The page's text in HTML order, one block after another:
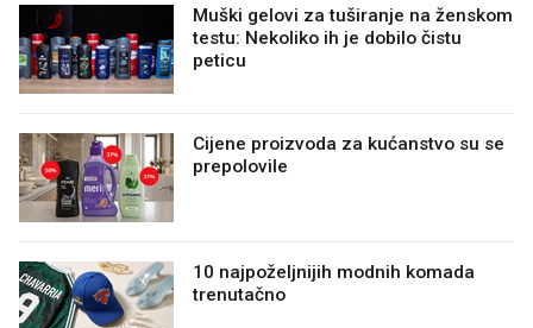
Muški gelovi za tuširanje na ženskom
testu: Nekoliko ih je dobilo čistu
peticu
Cijene proizvoda za kućanstvo su se
prepolovile
10 najpoželjnijih modnih komada
trenutačno